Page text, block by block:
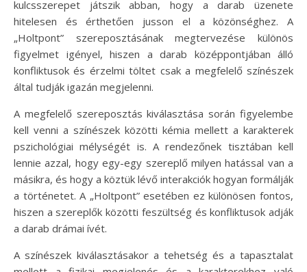
kulcsszerepet játszik abban, hogy a darab üzenete
hitelesen és érthetően jusson el a közönséghez. A
„Holtpont” szereposztásának megtervezése különös
figyelmet igényel, hiszen a darab középpontjában álló
konfliktusok és érzelmi töltet csak a megfelelő színészek
által tudják igazán megjelenni.
A megfelelő szereposztás kiválasztása során figyelembe
kell venni a színészek közötti kémia mellett a karakterek
pszichológiai mélységét is. A rendezőnek tisztában kell
lennie azzal, hogy egy-egy szereplő milyen hatással van a
másikra, és hogy a köztük lévő interakciók hogyan formálják
a történetet. A „Holtpont” esetében ez különösen fontos,
hiszen a szereplők közötti feszültség és konfliktusok adják
a darab drámai ívét.
A színészek kiválasztásakor a tehetség és a tapasztalat